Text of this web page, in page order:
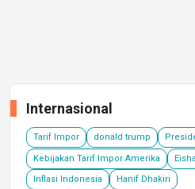
Internasional
Tarif Impor donald trump
Kebijakan Tarif Impor Amerika
Inflasi Indonesia Hanif Dhakiri